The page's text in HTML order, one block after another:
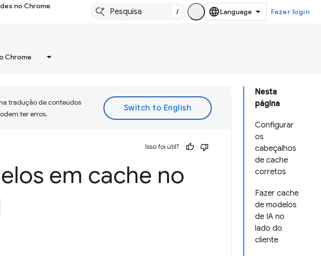
no Chrome
/ Fazer login
Chrome
Nesta
página
Configurar
os
cabeçalhos
de cache
corretos
Fazer cache
de modelos
de IA no
lado do
cliente
tradução de conteúdos
ter erros.
Isso foi útil?
em cache no